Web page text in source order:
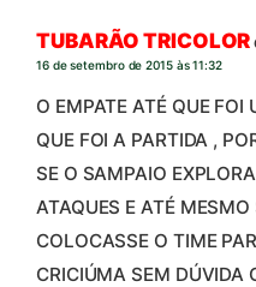
TUBARÃO TRICOLOR
16 de setembro de 2015 às 11:32
O EMPATE ATÉ QUE FOI
QUE FOI A PARTIDA ,
SE O SAMPAIO
ATAQUES E ATÉ
COLOCASSE O TIME
CRICIÚMA SEM DÚVIDA